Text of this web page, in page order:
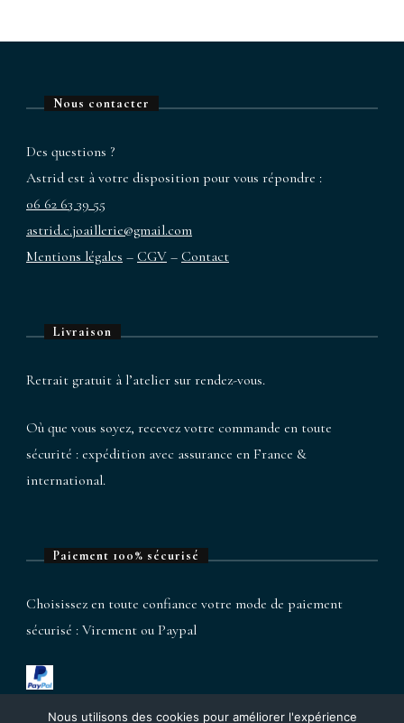
Nous contacter
Des questions ?
Astrid est à votre disposition pour vous répondre :
06 62 63 39 55
astrid.c.joaillerie@gmail.com
Mentions légales – CGV – Contact
Livraison
Retrait gratuit à l’atelier sur rendez-vous.
Où que vous soyez, recevez votre commande en toute
sécurité : expédition avec assurance en France &
international.
Paiement 100% sécurisé
Choisissez en toute confiance votre mode de paiement
sécurisé : Virement ou Paypal
Nous utilisons des cookies pour améliorer l'expérience